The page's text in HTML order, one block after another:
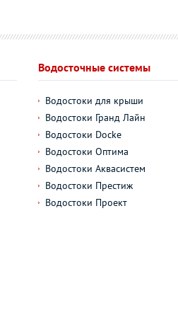
Водосточные системы
Водостоки для крыши
Водостоки Гранд Лайн
Водостоки Docke
Водостоки Оптима
Водостоки Аквасистем
Водостоки Престиж
Водостоки Проект